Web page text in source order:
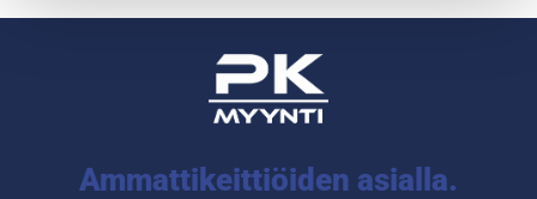
Pöytätaso korkeimmillaan
Työpöydän minimikorkeus
Pöytätaso korkeimmillaan
900 mm.
Työpöydän minimikorkeus
riippuu nostosylinterin
Ammattikeittiöiden asialla.